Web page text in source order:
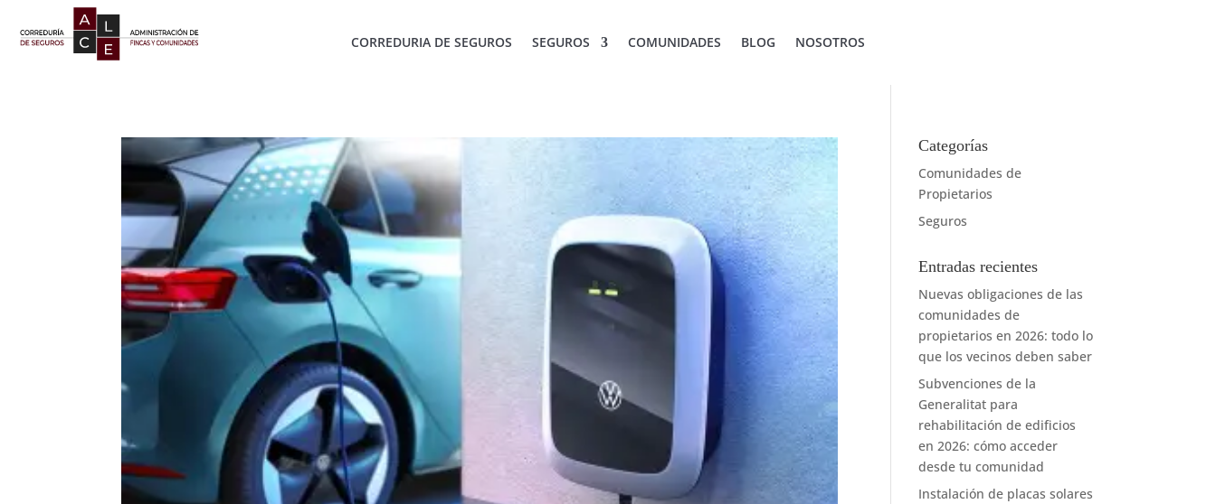
CORREDURIA DE SEGUROS SEGUROS COMUNIDADES BLOG NOSOTROS
Categorías
Comunidades de
Propietarios
Seguros
Entradas recientes
Nuevas obligaciones de las
comunidades de
propietarios en 2026: todo lo
que los vecinos deben saber
Subvenciones de la
Generalitat para
rehabilitación de edificios
en 2026: cómo acceder
desde tu comunidad
Instalación de placas solares